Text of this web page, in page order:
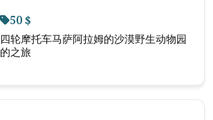
50 $
四轮摩托车马萨阿拉姆的沙漠野生动物园
的之旅